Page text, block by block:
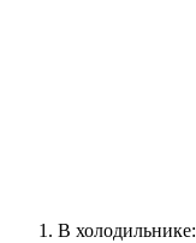
В холодильнике: